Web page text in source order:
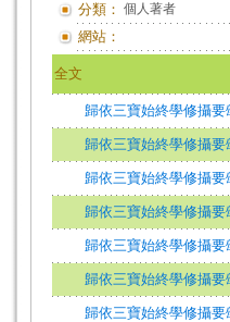
分類： 個人著者
網站：
全文
歸依三寶始終學修攝要
歸依三寶始終學修攝要
歸依三寶始終學修攝要
歸依三寶始終學修攝要
歸依三寶始終學修攝要
歸依三寶始終學修攝要
歸依三寶始終學修攝要